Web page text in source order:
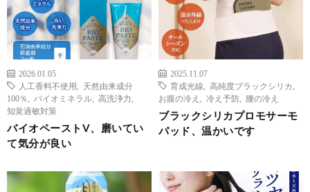
2026.01.05
人工香料不使用
天然由来成分
100％
バイオミネラル 高洗浄力
知覚過敏対策
バイオペーストV、磨いてい
て気分が良い
2025.11.07
育成光線
高純度ブラックシリカ
お腹の冷え
冷え予防 腰の冷え
ブラックシリカプロモサーモ
パッド、温かいです